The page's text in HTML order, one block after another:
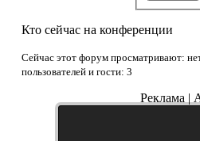
Кто сейчас на конференции
Сейчас этот форум просматривают:
пользователей и гости: 3
Реклама |